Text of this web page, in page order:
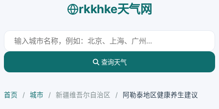
rkkhke天气网
查询天气
首页 / 城市 / 新疆维吾尔自治区 / 阿勒泰地区健康养生建议